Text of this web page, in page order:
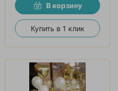
В корзину
Купить в 1 клик